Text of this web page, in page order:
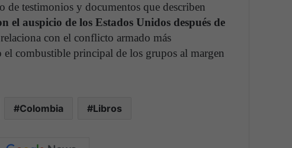
de testimonios y documentos que describen
auspicio de los Estados Unidos después de
con el conflicto armado más
combustible principal de los grupos al margen
Colombia Libros